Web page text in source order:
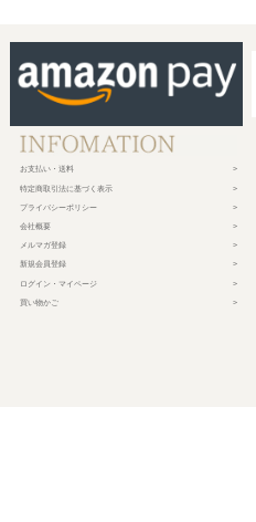
お支払い・送料
特定商取引法に基づく表示
プライバシーポリシー
会社概要
メルマガ登録
新規会員登録
ログイン・マイページ
買い物かご